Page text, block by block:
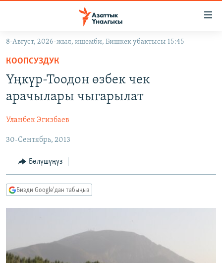
Навигацияга
өтүңүз
Издөөгө
салыңызКЫРГЫЗСТАН
ЭКОНОМИКА
МАДАНИЯТ
ДҮЙНӨ
БОРБОР АЗИЯ
УКРАИНА
АТАЙЫН ИЛИКТӨӨ
ТВ ПРОГРАММАЛАР
БҮГҮН АЗАТТЫКТА
БИЗ ЖАНА ДҮЙНӨ
АЗАТТЫК+
ПОДКАСТ
ӨЗГӨЧӨ ПИКИР
8-Август, 2026-жыл, ишемби, Бишкек убактысы 15:45
КООПСУЗДУК
Үңкүр-Тоодон өзбек чек
арачылары чыгарылат
Уланбек Эгизбаев
30-Сентябрь, 2013
Бөлүшүңүз
Бизди Google'дан табыңыз